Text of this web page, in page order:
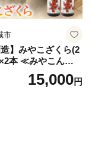
市
造】みやこざくら(2
本 ≪みやこんじょ
0771
15,000円